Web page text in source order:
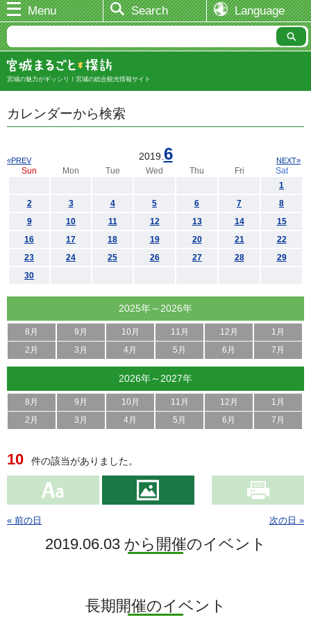
Menu Search Language
宮城の魅力がギッシリ！宮城の総合観光情報サイト
カレンダーから検索
2019. 6
«PREV NEXT»
Sun Mon Tue Wed Thu Fri
Sat
1
2
3 4 5 6 7
8
9
10 11 12 13 14
15
16
17 18 19 20 21
22
23
24 25 26 27 28
29
30
2025年～2026年
8月 9月 10月 11月 12月
1月
2月
3月 4月 5月 6月 7月
2026年～2027年
8月 9月 10月 11月 12月
1月
2月
3月 4月 5月 6月 7月
10 件の該当がありました。
« 前の日 次の日 »
2019.06.03 から開催のイベント
長期開催のイベント